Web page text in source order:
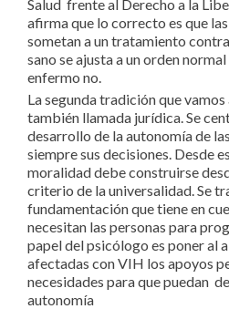
Salud frente al Derecho a la
afirma que lo correcto es que
sometan a un tratamiento
sano se ajusta a un orden
enfermo no.
La segunda tradición que
también llamada jurídica. Se
desarrollo de la autonomía de
siempre sus decisiones. Desde
moralidad debe construirse
criterio de la universalidad. Se
fundamentación que tiene en
necesitan las personas para
papel del psicólogo es poner al
afectadas con VIH los apoyos
necesidades para que puedan